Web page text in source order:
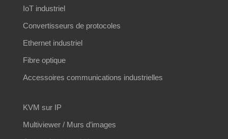
IoT industriel
Convertisseurs de protocoles
Ethernet industriel
Fibre optique
Accessoires communications industrielles
KVM sur IP
Multiviewer / Murs d’images